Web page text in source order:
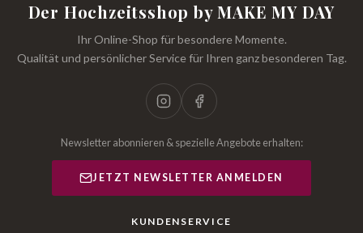
Der Hochzeitsshop by MAKE MY DAY
Ihr Online-Shop für besondere Momente.
Qualität und persönlicher Service für Ihren ganz besonderen Tag.
Newsletter abonnieren & spezielle Angebote erhalten:
JETZT NEWSLETTER ANMELDEN
KUNDENSERVICE